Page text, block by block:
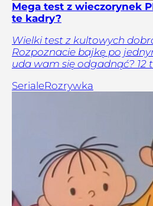
Mega test z wieczorynek
te kadry?
Wielki test z kultowych
Rozpoznacie bajkę po
uda wam się odgadnąć? 12
SerialeRozrywka